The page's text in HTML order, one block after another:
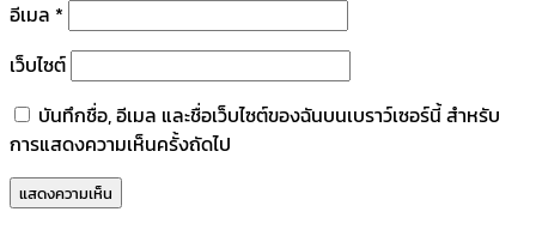
อีเมล *
เว็บไซต์
บันทึกชื่อ, อีเมล และชื่อเว็บไซต์ของฉันบนเบราว์เซอร์นี้ สำหรับ
การแสดงความเห็นครั้งถัดไป